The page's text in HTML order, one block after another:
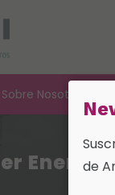
Sobre Nosotros
Enerode